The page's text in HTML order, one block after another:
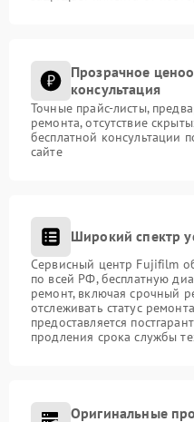
Прозрачное
консультация
Точные прайс-листы,
ремонта, отсутствие
бесплатной консультации
сайте
Широкий спектр
Сервисный центр Fujifilm
по всей РФ, бесплатную
ремонт, включая срочный
отслеживать статус
предоставляется
продления срока службы
Оригинальные